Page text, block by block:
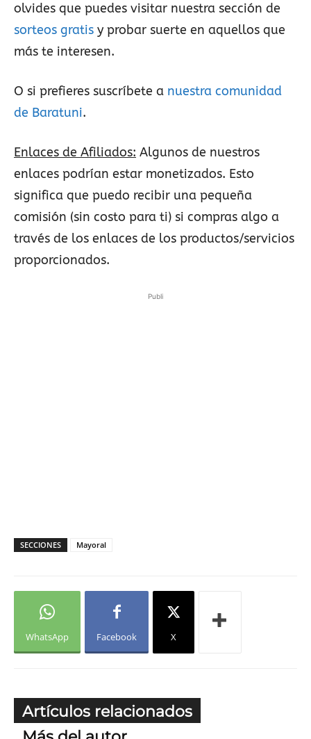
olvides que puedes visitar nuestra sección de
sorteos gratis y probar suerte en aquellos que
más te interesen.
O si prefieres suscríbete a nuestra comunidad
de Baratuni.
Enlaces de Afiliados: Algunos de nuestros
enlaces podrían estar monetizados. Esto
significa que puedo recibir una pequeña
comisión (sin costo para ti) si compras algo a
través de los enlaces de los productos/servicios
proporcionados.
Publi
SECCIONES Mayoral
WhatsApp Facebook X
Artículos relacionados